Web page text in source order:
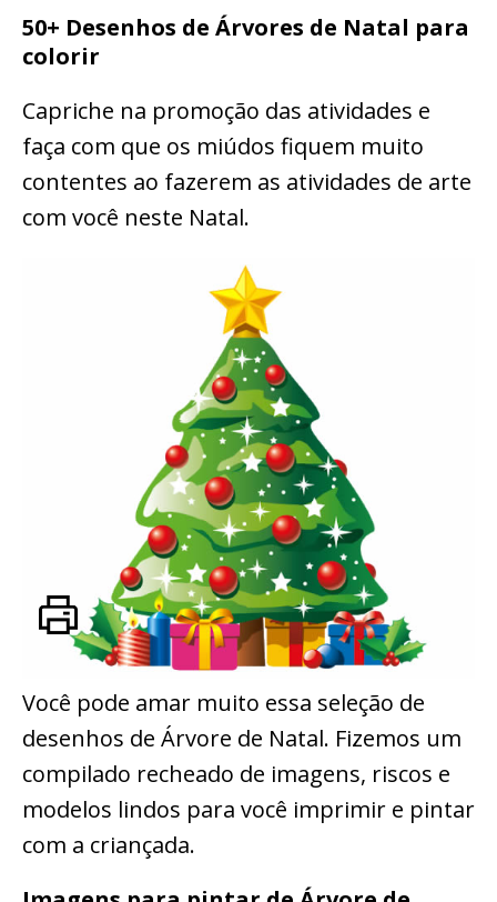
50+ Desenhos de Árvores de Natal para
colorir
Capriche na promoção das atividades e
faça com que os miúdos fiquem muito
contentes ao fazerem as atividades de arte
com você neste Natal.
Você pode amar muito essa seleção de
desenhos de Árvore de Natal. Fizemos um
compilado recheado de imagens, riscos e
modelos lindos para você imprimir e pintar
com a criançada.